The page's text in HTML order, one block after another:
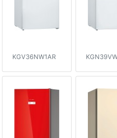
KGV36NW1AR